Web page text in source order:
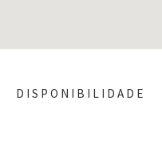
DISPONIBILIDADE